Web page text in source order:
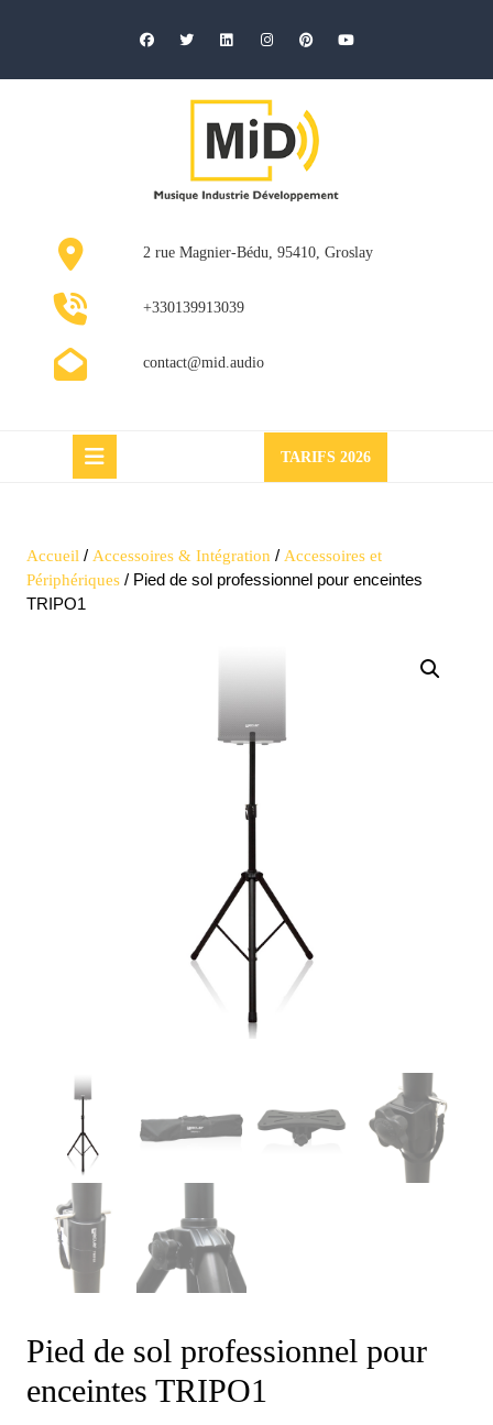
2 rue Magnier-Bédu, 95410, Groslay
+330139913039
contact@mid.audio
Button
TARIFS 2026Request
a
Accueil / Accessoires & Intégration / Accessoires et
Périphériques / Pied de sol professionnel pour enceintes
TRIPO1
Pied de sol professionnel pour
enceintes TRIPO1